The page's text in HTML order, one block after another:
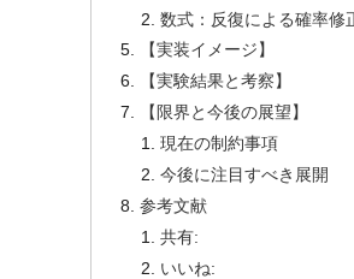
数式：反復による確率修
【実装イメージ】
【実験結果と考察】
【限界と今後の展望】
現在の制約事項
今後に注目すべき展開
参考文献
共有:
いいね: